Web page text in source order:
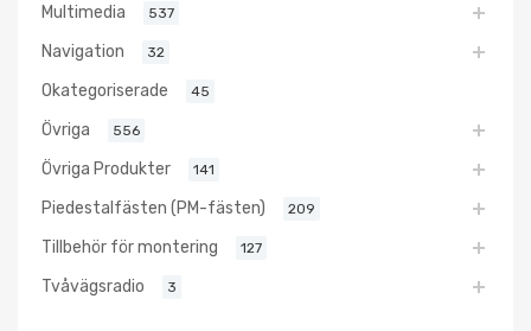
Multimedia 537
Navigation 32
Okategoriserade 45
Övriga 556
Övriga Produkter 141
Piedestalfästen (PM-fästen) 209
Tillbehör för montering 127
Tvåvägsradio 3